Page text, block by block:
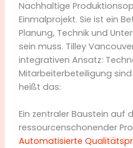
Nachhaltige
Einmalprojekt. Sie ist ein
Planung, Technik und
sein muss. Tilley
integrativen Ansatz:
Mitarbeiterbeteiligung sind
heißt das:
Ein zentraler Baustein auf
ressourcenschonender
Automatisierte